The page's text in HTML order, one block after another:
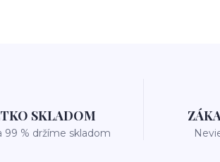
SKLADOM
99 % držíme skladom